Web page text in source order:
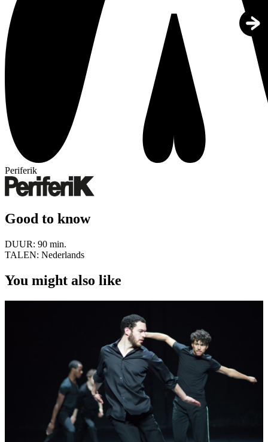
Periferik
Good to know
DUUR: 90 min.
TALEN: Nederlands
You might also like